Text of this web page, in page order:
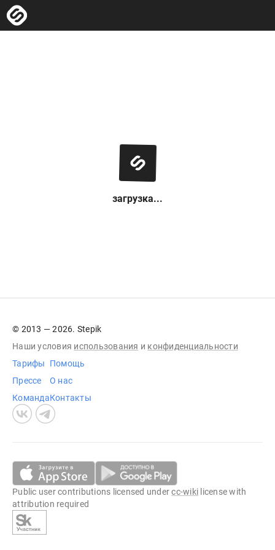
загрузка...
© 2013 — 2026. Stepik
Наши условия использования и конфиденциальности
Тарифы
Прессе
Команда
Помощь
О нас
Контакты
Public user contributions licensed undercc-wiki license with
attribution required